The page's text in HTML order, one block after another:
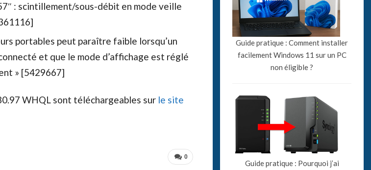
: scintillement/sous-débit en mode veille
portables peut paraître faible lorsqu’un
et que le mode d’affichage est réglé
» [5429667]
WHQL sont téléchargeables sur le site
0
Guide pratique : Comment installer
facilement Windows 11 sur un PC
non éligible ?
Guide pratique : Pourquoi j’ai